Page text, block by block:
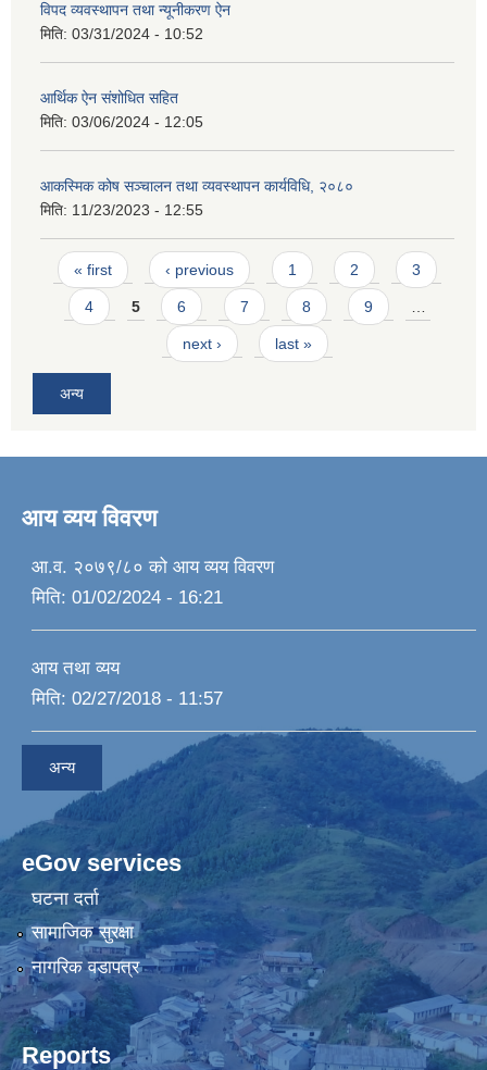
विपद व्यवस्थापन तथा न्यूनीकरण ऐन
मिति: 03/31/2024 - 10:52
आर्थिक ऐन संशोधित सहित
मिति: 03/06/2024 - 12:05
आकस्मिक कोष सञ्चालन तथा व्यवस्थापन कार्यविधि, २०८०
मिति: 11/23/2023 - 12:55
Pages
« first ‹ previous 1 2 3
4 5 6 7 8 9
next › last »
अन्य
आय व्यय विवरण
आ.व. २०७९/८० को आय व्यय विवरण
मिति: 01/02/2024 - 16:21
आय तथा व्यय
मिति: 02/27/2018 - 11:57
अन्य
eGov services
घटना दर्ता
सामाजिक सुरक्षा
नागरिक वडापत्र
Reports